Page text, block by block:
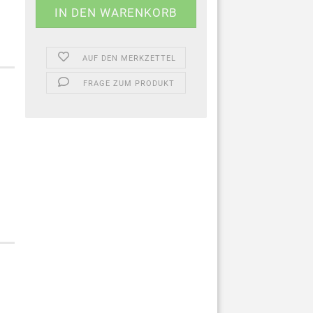
AUF DEN MERKZETTEL
FRAGE ZUM PRODUKT